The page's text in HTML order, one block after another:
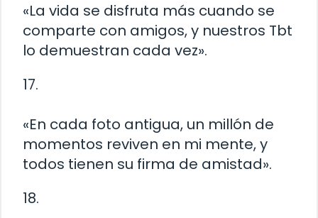
«La vida se disfruta más cuando se
comparte con amigos, y nuestros Tbt
lo demuestran cada vez».
17.
«En cada foto antigua, un millón de
momentos reviven en mi mente, y
todos tienen su firma de amistad».
18.